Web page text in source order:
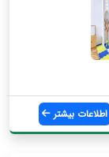
اطلاعات بیشتر